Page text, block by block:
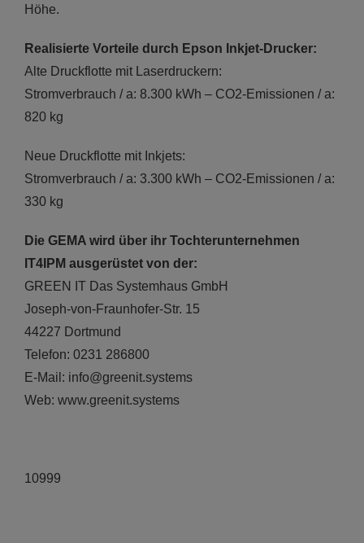
Höhe.
Realisierte Vorteile durch Epson Inkjet-Drucker:
Alte Druckflotte mit Laserdruckern:
Stromverbrauch / a: 8.300 kWh – CO2-Emissionen / a:
820 kg
Neue Druckflotte mit Inkjets:
Stromverbrauch / a: 3.300 kWh – CO2-Emissionen / a:
330 kg
Die GEMA wird über ihr Tochterunternehmen
IT4IPM ausgerüstet von der:
GREEN IT Das Systemhaus GmbH
Joseph-von-Fraunhofer-Str. 15
44227 Dortmund
Telefon: 0231 286800
E-Mail: info@greenit.systems
Web: www.greenit.systems
10999